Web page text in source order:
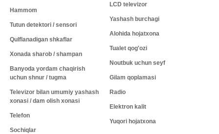
Hammom
Tutun detektori / sensori
Qulflanadigan shkaflar
Xonada sharob / shampan
Banyoda yordam chaqirish
uchun shnur / tugma
Televizor bilan umumiy yashash
xonasi / dam olish xonasi
Telefon
Sochiqlar
LCD televizor
Yashash burchagi
Alohida hojatxona
Tualet qog'ozi
Noutbuk uchun seyf
Gilam qoplamasi
Radio
Elektron kalit
Yuqori hojatxona